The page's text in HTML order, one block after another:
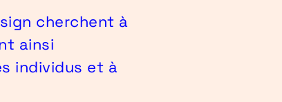
cherchent à
ainsi
individus et à